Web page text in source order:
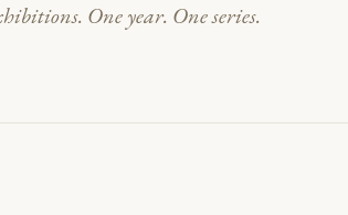
One year. One series.